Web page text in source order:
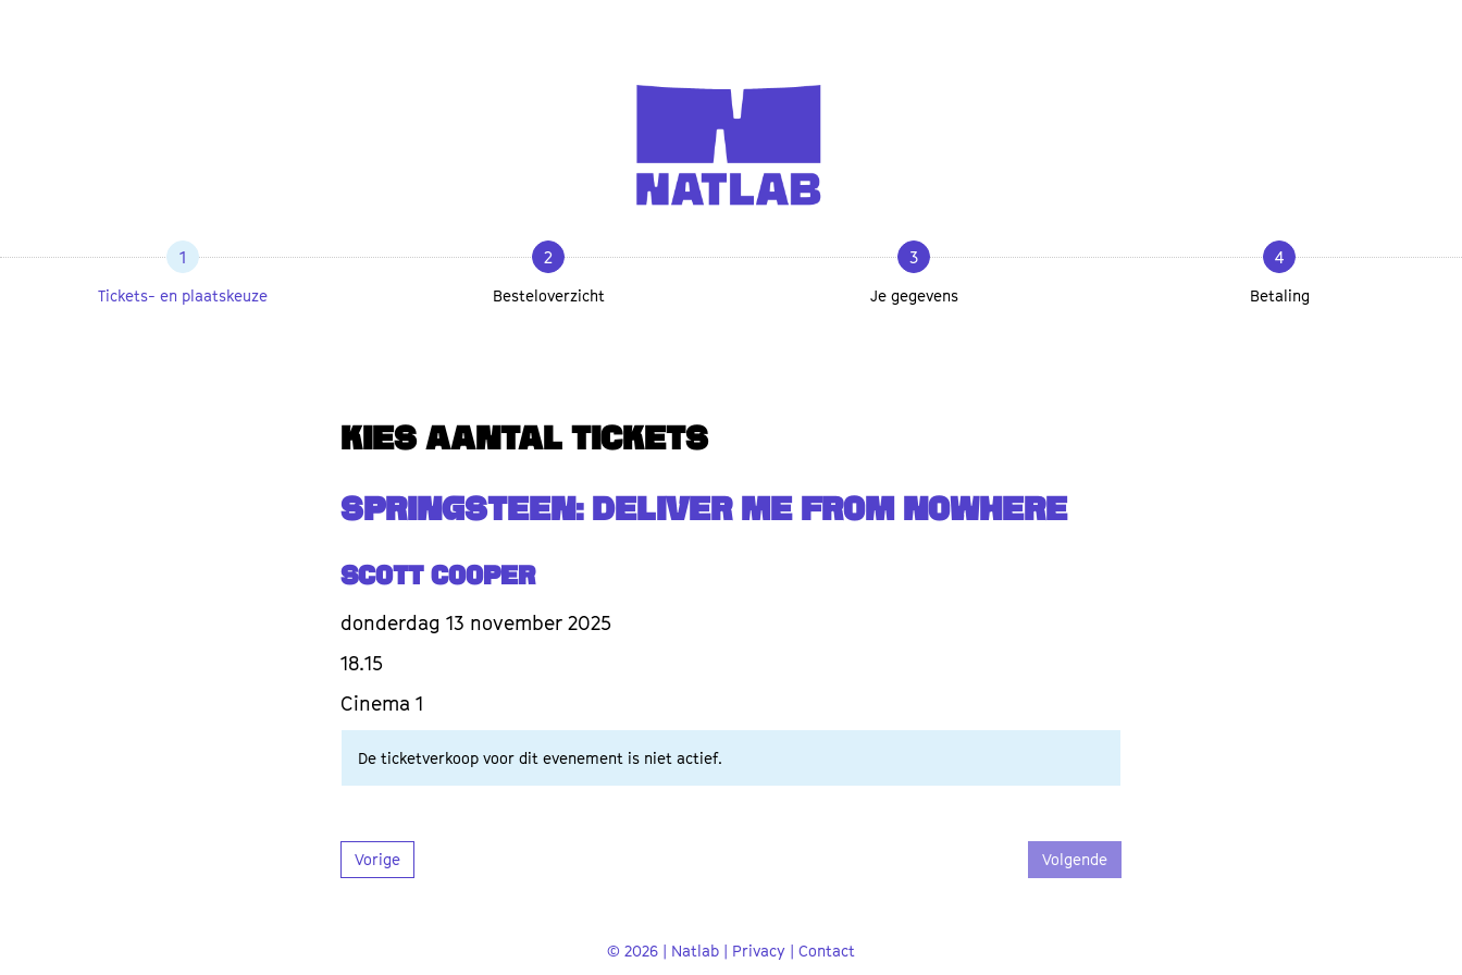
1
Tickets- en plaatskeuze
2
Besteloverzicht
3
Je gegevens
4
Betaling
KIES AANTAL TICKETS
SPRINGSTEEN: DELIVER ME FROM NOWHERE
Scott Cooper
donderdag 13 november 2025
18.15
Cinema 1
De ticketverkoop voor dit evenement is niet actief.
Vorige Volgende
© 2026 | Natlab | Privacy | Contact